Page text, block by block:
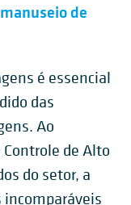
de
é essencial
das
Ao
de Alto
do setor, a
incomparáveis